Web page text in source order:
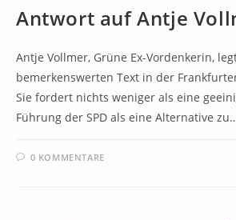
Antwort auf Antje
Antje Vollmer, Grüne Ex-Vordenkerin,
bemerkenswerten Text in der
Sie fordert nichts weniger als eine
Führung der SPD als eine Alternative
0 KOMMENTARE